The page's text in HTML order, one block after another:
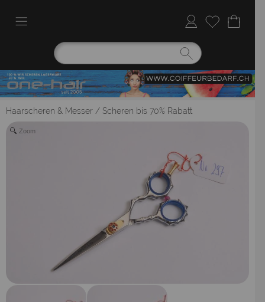
Haarscheren & Messer / Scheren bis 70% Rabatt
Zoom